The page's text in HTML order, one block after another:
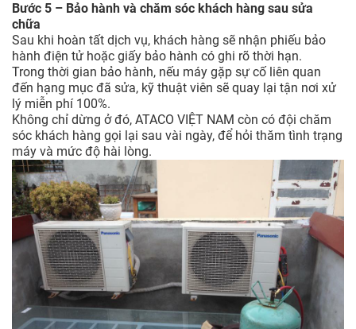
Bước 5 – Bảo hành và chăm sóc khách hàng sau sửa
chữa
Sau khi hoàn tất dịch vụ, khách hàng sẽ nhận phiếu bảo
hành điện tử hoặc giấy bảo hành có ghi rõ thời hạn.
Trong thời gian bảo hành, nếu máy gặp sự cố liên quan
đến hạng mục đã sửa, kỹ thuật viên sẽ quay lại tận nơi xử
lý miễn phí 100%.
Không chỉ dừng ở đó, ATACO VIỆT NAM còn có đội chăm
sóc khách hàng gọi lại sau vài ngày, để hỏi thăm tình trạng
máy và mức độ hài lòng.